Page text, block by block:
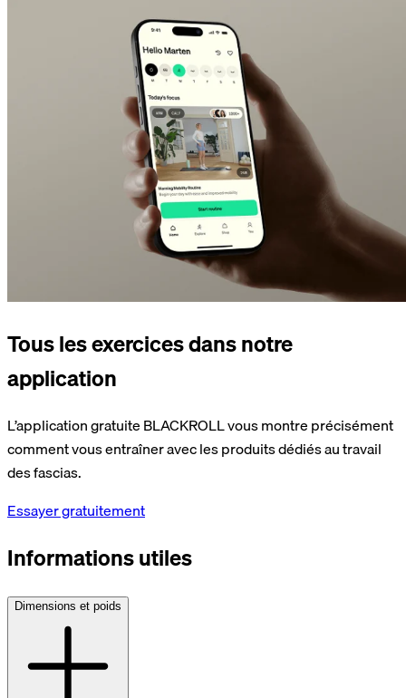
Tous les exercices dans notre
application
L’application gratuite BLACKROLL vous montre précisément
comment vous entraîner avec les produits dédiés au travail
des fascias.
Essayer gratuitement
Informations utiles
Dimensions et poids